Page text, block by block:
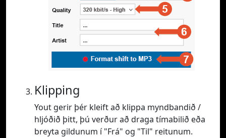
Klipping
Yout gerir þér kleift að klippa myndbandið /
hljóðið þitt, þú verður að draga tímabilið eða
breyta gildunum í "Frá" og "Til" reitunum.